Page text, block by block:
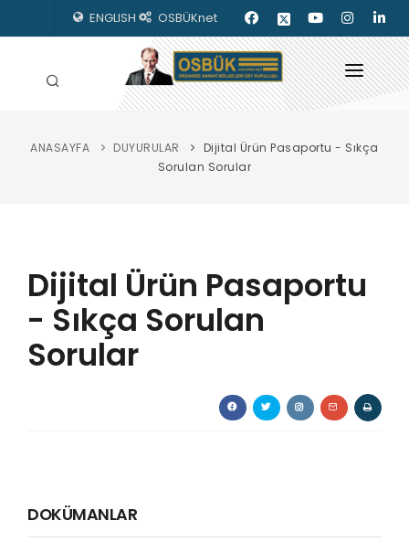
ENGLISH OSBÜKnet
HAKKIMIZDA
KILAVUZLAR
YAYINLARIMIZ
ENERJİ İZLEME
ANASAYFA DUYURULAR
Dijital Ürün Pasaportu - Sıkça
Sorulan Sorular
Dijital Ürün Pasaportu
- Sıkça Sorulan
Sorular
DOKÜMANLAR